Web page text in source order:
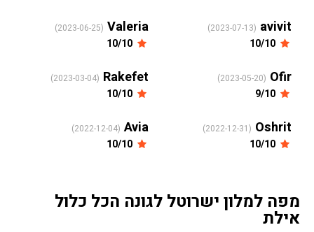
avivit
(2023-07-13)
Valeria
(2023-06-25)
Ofir
(2023-05-20)
Rakefet
(2023-03-04)
Oshrit
(2022-12-31)
Avia
(2022-12-04)
מפה למלון ישרוטל לגונה הכל כלול
אילת